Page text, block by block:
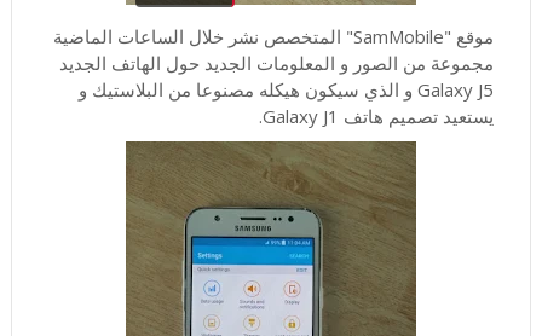
موقع "SamMobile" المتخصص نشر خلال الساعات الماضية
مجموعة من الصور و المعلومات الجديد حول الهاتف الجديد
Galaxy J5 و الذي سيكون هيكله مصنوعا من البلاستيك و
يستعيد تصميم هاتف Galaxy J1.